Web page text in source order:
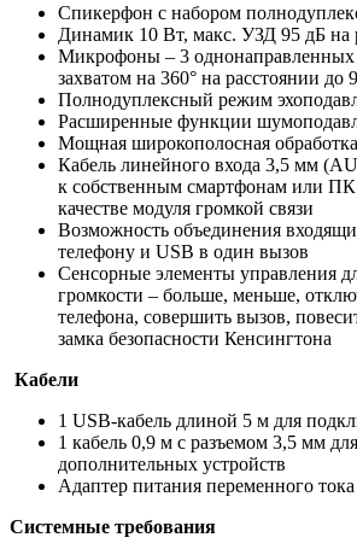
Спикерфон с набором
Динамик 10 Вт, макс. УЗД 95 дБ на
Микрофоны – 3
захватом на 360° на расстоянии до
Полнодуплексный режим
Расширенные функции
Мощная широкополосная обработка
Кабель линейного входа 3,5 мм
к собственным смартфонам или ПК
качестве модуля громкой связи
Возможность объединения
телефону и USB в один вызов
Сенсорные элементы управления
громкости – больше, меньше,
телефона, совершить вызов,
замка безопасности Кенсингтона
Кабели
1 USB-кабель длиной 5 м для
1 кабель 0,9 м с разъемом 3,5 мм
дополнительных устройств
Адаптер питания переменного тока
Системные требования